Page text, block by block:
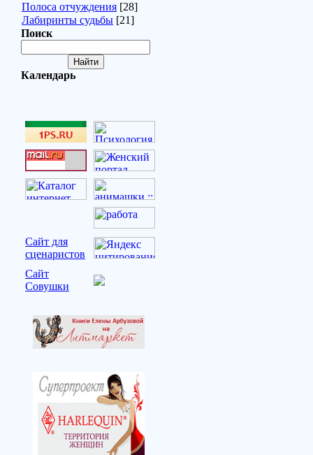
Полоса отчуждения [28]
Лабиринты судьбы [21]
Поиск
Календарь
Сайт для
сценаристов
Сайт
Совушки